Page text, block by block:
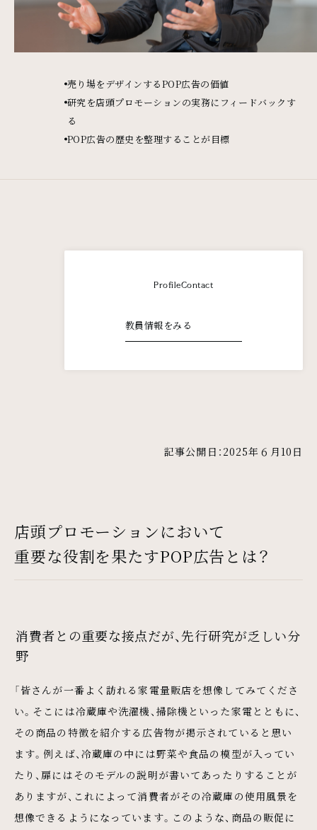
売り場をデザインするPOP広告の価値
研究を店頭プロモーションの実務にフィードバックす
る
POP広告の歴史を整理することが目標
ProfileContact
教員情報をみる
記事公開日：2025年６月10日
店頭プロモーションにおいて
重要な役割を果たすPOP広告とは？
消費者との重要な接点だが、先行研究が乏しい分
野
「皆さんが一番よく訪れる家電量販店を想像してみてくださ
い。そこには冷蔵庫や洗濯機、掃除機といった家電とともに、
その商品の特徴を紹介する広告物が掲示されていると思い
ます。例えば、冷蔵庫の中には野菜や食品の模型が入ってい
たり、扉にはそのモデルの説明が書いてあったりすることが
ありますが、これによって消費者がその冷蔵庫の使用風景を
想像できるようになっています。このような、商品の販促に